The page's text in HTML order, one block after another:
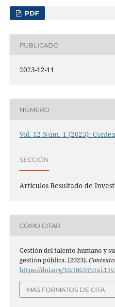
PDF
PUBLICADO
2023-12-11
NÚMERO
Vol. 12 Núm. 1 (2023):
SECCIÓN
Artículos Resultado de
CÓMO CITAR
Gestión del talento humano y
gestión pública. (2023).Contexto
https://doi.org/10.18634/
MÁS FORMATOS DE CITA